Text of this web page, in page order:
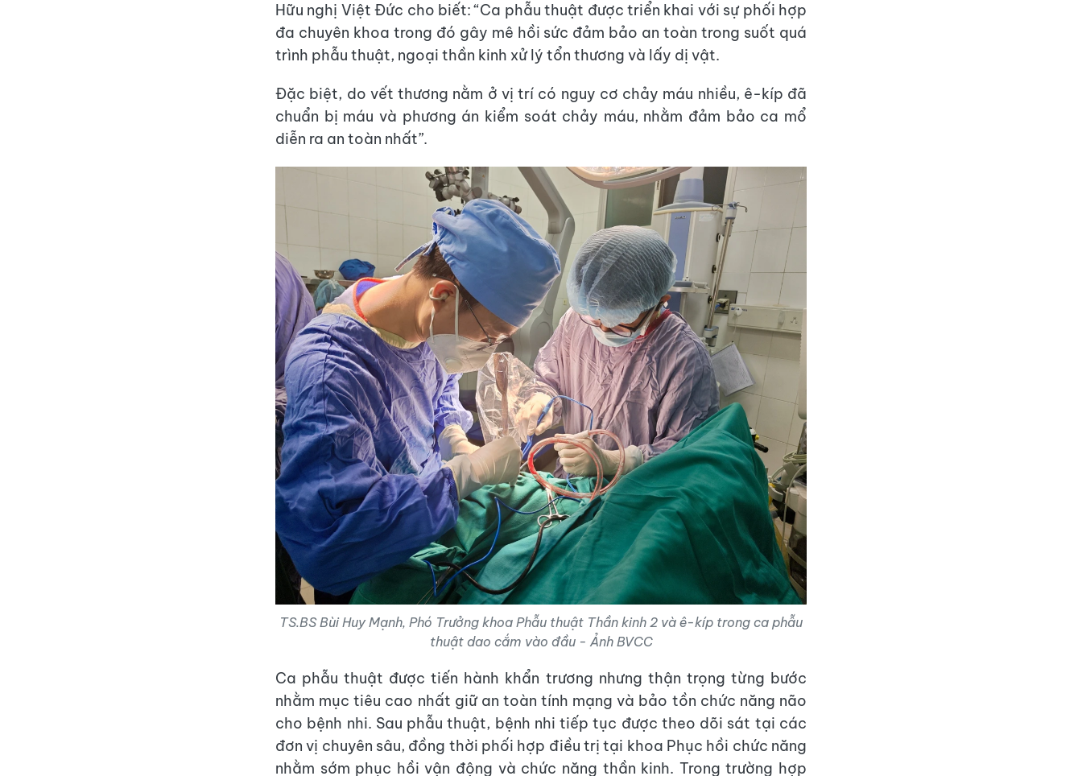
Hữu nghị Việt Đức cho biết: “Ca phẫu thuật được triển khai với sự phối hợp
đa chuyên khoa trong đó gây mê hồi sức đảm bảo an toàn trong suốt quá
trình phẫu thuật, ngoại thần kinh xử lý tổn thương và lấy dị vật.
Đặc biệt, do vết thương nằm ở vị trí có nguy cơ chảy máu nhiều, ê-kíp đã
chuẩn bị máu và phương án kiểm soát chảy máu, nhằm đảm bảo ca mổ
diễn ra an toàn nhất”.
TS.BS Bùi Huy Mạnh, Phó Trưởng khoa Phẫu thuật Thần kinh 2 và ê-kíp trong ca phẫu
thuật dao cắm vào đầu - Ảnh BVCC
Ca phẫu thuật được tiến hành khẩn trương nhưng thận trọng từng bước
nhằm mục tiêu cao nhất giữ an toàn tính mạng và bảo tồn chức năng não
cho bệnh nhi. Sau phẫu thuật, bệnh nhi tiếp tục được theo dõi sát tại các
đơn vị chuyên sâu, đồng thời phối hợp điều trị tại khoa Phục hồi chức năng
nhằm sớm phục hồi vận động và chức năng thần kinh. Trong trường hợp